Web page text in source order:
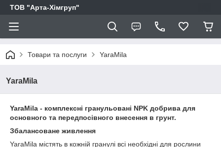
ТОВ "Арта-Хімгруп"
Товари та послуги YaraMila
YaraMila
YaraMila - комплексні гранульовані NPK добрива для
основного та передпосівного внесення в грунт.
Збалансоване живлення
YaraMila містять в кожній гранулі всі необхідні для рослини